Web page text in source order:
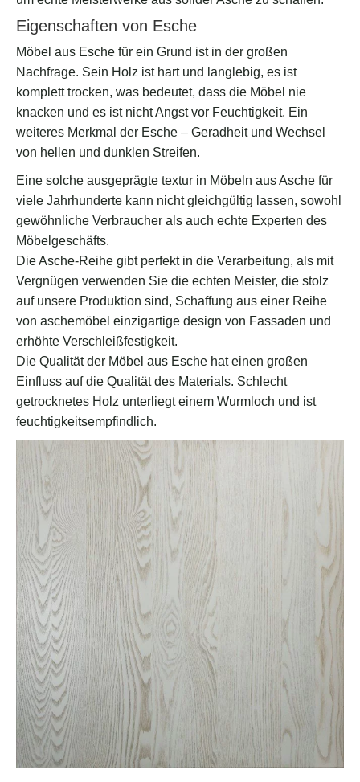
Eigenschaften von Esche
Möbel aus Esche für ein Grund ist in der großen
Nachfrage. Sein Holz ist hart und langlebig, es ist
komplett trocken, was bedeutet, dass die Möbel nie
knacken und es ist nicht Angst vor Feuchtigkeit. Ein
weiteres Merkmal der Esche – Geradheit und Wechsel
von hellen und dunklen Streifen.
Eine solche ausgeprägte textur in Möbeln aus Asche für
viele Jahrhunderte kann nicht gleichgültig lassen, sowohl
gewöhnliche Verbraucher als auch echte Experten des
Möbelgeschäfts.
Die Asche-Reihe gibt perfekt in die Verarbeitung, als mit
Vergnügen verwenden Sie die echten Meister, die stolz
auf unsere Produktion sind, Schaffung aus einer Reihe
von aschemöbel einzigartige design von Fassaden und
erhöhte Verschleißfestigkeit.
Die Qualität der Möbel aus Esche hat einen großen
Einfluss auf die Qualität des Materials. Schlecht
getrocknetes Holz unterliegt einem Wurmloch und ist
feuchtigkeitsempfindlich.